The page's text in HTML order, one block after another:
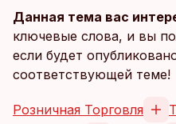
Данная тема вас
ключевые слова, и вы
если будет
соответствующей теме!
Розничная Торговля